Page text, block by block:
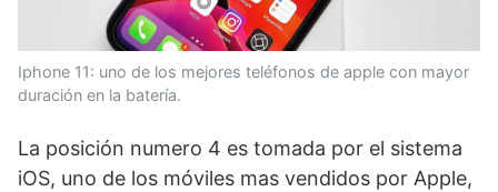
Iphone 11: uno de los mejores teléfonos de apple con mayor
duración en la batería.
La posición numero 4 es tomada por el sistema
iOS, uno de los móviles mas vendidos por Apple,